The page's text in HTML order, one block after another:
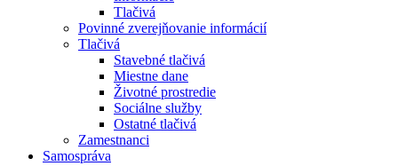
Tlačivá
Povinné zverejňovanie informácií
Tlačivá
Stavebné tlačivá
Miestne dane
Životné prostredie
Sociálne služby
Ostatné tlačivá
Zamestnanci
Samospráva